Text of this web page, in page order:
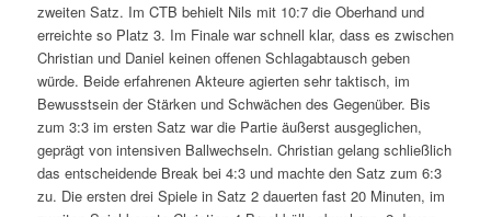
zweiten Satz. Im CTB behielt Nils mit 10:7 die Oberhand und
erreichte so Platz 3. Im Finale war schnell klar, dass es zwischen
Christian und Daniel keinen offenen Schlagabtausch geben
würde. Beide erfahrenen Akteure agierten sehr taktisch, im
Bewusstsein der Stärken und Schwächen des Gegenüber. Bis
zum 3:3 im ersten Satz war die Partie äußerst ausgeglichen,
geprägt von intensiven Ballwechseln. Christian gelang schließlich
das entscheidende Break bei 4:3 und machte den Satz zum 6:3
zu. Die ersten drei Spiele in Satz 2 dauerten fast 20 Minuten, im